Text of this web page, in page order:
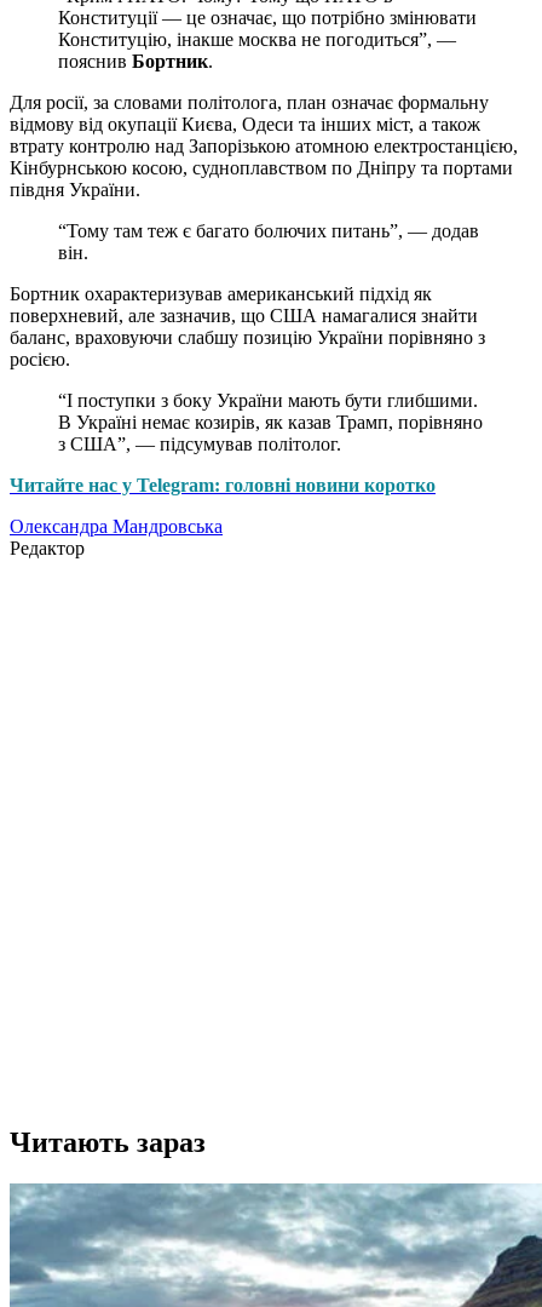
Конституції — це означає, що потрібно змінювати
Конституцію, інакше москва не погодиться”, —
пояснив Бортник.
Для росії, за словами політолога, план означає формальну
відмову від окупації Києва, Одеси та інших міст, а також
втрату контролю над Запорізькою атомною електростанцією,
Кінбурнською косою, судноплавством по Дніпру та портами
півдня України.
“Тому там теж є багато болючих питань”, — додав
він.
Бортник охарактеризував американський підхід як
поверхневий, але зазначив, що США намагалися знайти
баланс, враховуючи слабшу позицію України порівняно з
росією.
“І поступки з боку України мають бути глибшими.
В Україні немає козирів, як казав Трамп, порівняно
з США”, — підсумував політолог.
Читайте нас у Telegram: головні новини коротко
Олександра Мандровська
Редактор
Читають зараз